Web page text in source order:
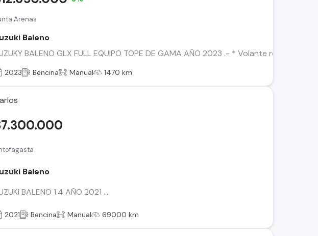
Arenas
Baleno
BALENO GLX FULL EQUIPO TOPE DE GAMA AÑO 2023 .- * Volante
2023 Bencina Manual 1470 km
Baleno
BALENO 1.4 AÑO 2021 ...
2021 Bencina Manual 69000 km